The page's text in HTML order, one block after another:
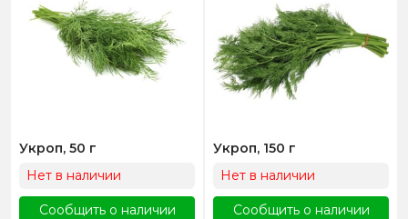
Укроп, 50 г
Нет в наличии
Сообщить о наличии
Укроп, 150 г
Нет в наличии
Сообщить о наличии